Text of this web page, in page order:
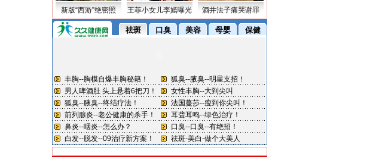
新版“西游”绝密照 王菲小女儿李嫣曝光 酒井法子痛哭谢罪